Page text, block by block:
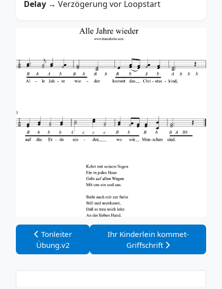
Delay → Verzögerung vor Loopstart
Vorheriger Beitrag: Tonleiter Übung.v2
Tonleiter
Übung.v2
Nächster Beitrag: Ihr Kinderlein
Ihr Kinderlein kommet-
Griffschrift